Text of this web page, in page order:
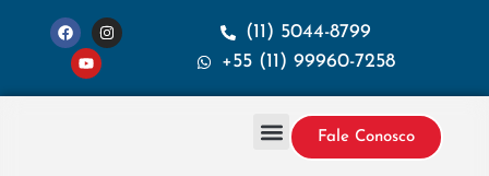
(11) 5044-8799
+55 (11) 99960-7258
Fale Conosco